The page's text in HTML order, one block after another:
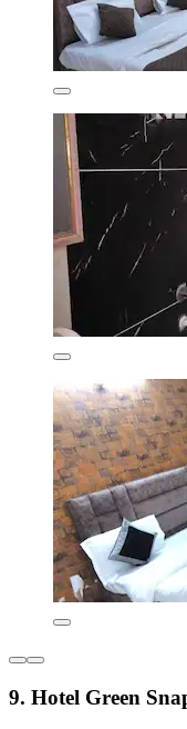
9. Hotel Green